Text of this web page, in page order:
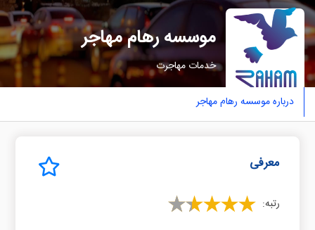
موسسه رهام مهاجر
خدمات مهاجرت
درباره موسسه رهام مهاجر
معرفی
رتبه: